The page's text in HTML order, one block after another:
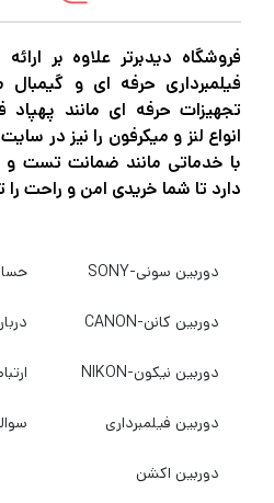
فروشگاه دیدبرتر علاوه بر
فیلمبرداری حرفه ای و گیمبال
تجهیزات حرفه ای مانند پهپاد
انواع لنز و میکرفون را نیز در
با خدماتی مانند ضمانت تست و
دارد تا شما خریدی امن و راحت را
دوربین سونی-SONY
دوربین کانن-CANON
دوربین نیکون-NIKON
دوربین فیلمبرداری
دوربین اکشن